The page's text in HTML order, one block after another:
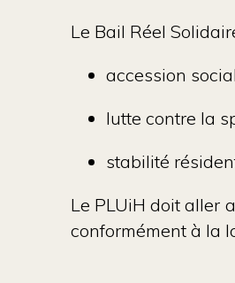
Le Bail Réel
accession
lutte contre la
stabilité
Le PLUiH doit aller
conformément à la